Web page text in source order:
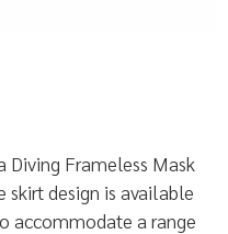
Diving Frameless Mask
design is available
accommodate a range